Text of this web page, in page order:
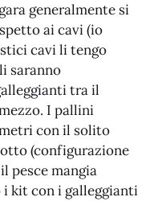
generalmente si
ai cavi (io
cavi li tengo
saranno
tra il
I pallini
con il solito
(configurazione
pesce mangia
i kit con i galleggianti